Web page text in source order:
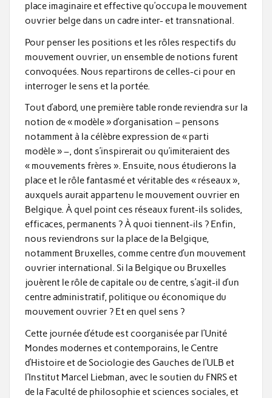
place imaginaire et effective qu’occupa le mouvement
ouvrier belge dans un cadre inter- et transnational.
Pour penser les positions et les rôles respectifs du
mouvement ouvrier, un ensemble de notions furent
convoquées. Nous repartirons de celles-ci pour en
interroger le sens et la portée.
Tout d’abord, une première table ronde reviendra sur la
notion de « modèle » d’organisation – pensons
notamment à la célèbre expression de « parti
modèle » –, dont s’inspirerait ou qu’imiteraient des
« mouvements frères ». Ensuite, nous étudierons la
place et le rôle fantasmé et véritable des « réseaux »,
auxquels aurait appartenu le mouvement ouvrier en
Belgique. À quel point ces réseaux furent-ils solides,
efficaces, permanents ? À quoi tiennent-ils ? Enfin,
nous reviendrons sur la place de la Belgique,
notamment Bruxelles, comme centre d’un mouvement
ouvrier international. Si la Belgique ou Bruxelles
jouèrent le rôle de capitale ou de centre, s’agit-il d’un
centre administratif, politique ou économique du
mouvement ouvrier ? Et en quel sens ?
Cette journée d’étude est coorganisée par l’Unité
Mondes modernes et contemporains, le Centre
d’Histoire et de Sociologie des Gauches de l’ULB et
l’Institut Marcel Liebman, avec le soutien du FNRS et
de la Faculté de philosophie et sciences sociales, et